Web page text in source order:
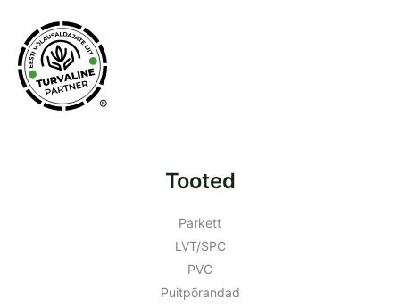
®
Tooted
Parkett
LVT/SPC
PVC
Puitpõrandad